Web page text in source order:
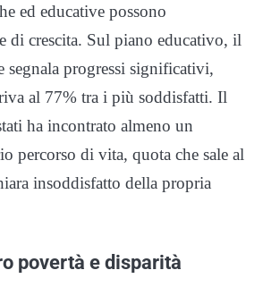
ed educative possono
di crescita. Sul piano educativo, il
segnala progressi significativi,
al 77% tra i più soddisfatti. Il
ha incontrato almeno un
percorso di vita, quota che sale al
insoddisfatto della propria
povertà e disparità